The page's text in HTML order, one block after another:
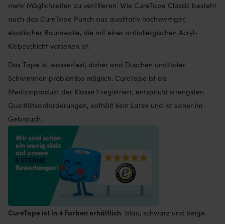
mehr Möglichkeiten zu ventilieren. Wie CureTape Classic besteht
auch das CureTape Punch aus qualitativ hochwertiger,
elastischer Baumwolle, die mit einer antiallergischen Acryl-
Klebeschicht versehen ist.
Das Tape ist wasserfest, daher sind Duschen und/oder
Schwimmen problemlos möglich. CureTape ist als
Medizinprodukt der Klasse 1 registriert, entspricht strengsten
Qualitätsanforderungen, enthält kein Latex und ist sicher im
Gebrauch.
CureTape ist in 4 Farben erhältlich: blau, schwarz und beige.